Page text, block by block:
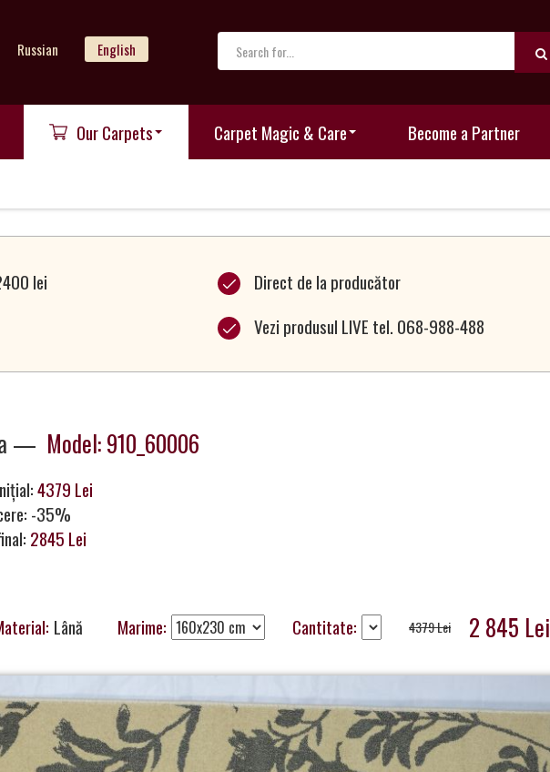
Russian English
Our Carpets Carpet Magic & Care Become a Partner
lei
Direct de la producător
Vezi produsul LIVE tel. 068-988-488
— Model: 910_60006
4379 Lei
-35%
2845 Lei
Lână Marime: Cantitate: 4379 Lei 2 845 Lei